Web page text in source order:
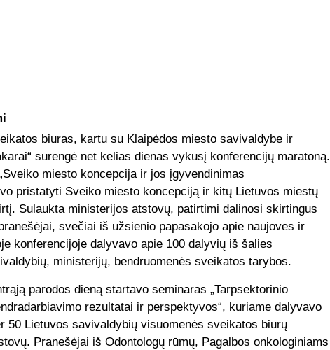
biuras, kartu su Klaipėdos miesto savivaldybe ir
surengė net kelias dienas vykusį konferencijų maratoną.
miesto koncepcija ir jos įgyvendinimas
pristatyti Sveiko miesto koncepciją ir kitų Lietuvos miestų
Sulaukta ministerijos atstovų, patirtimi dalinosi skirtingus
svečiai iš užsienio papasakojo apie naujoves ir
konferencijoje dalyvavo apie 100 dalyvių iš šalies
ministerijų, bendruomenės sveikatos tarybos.
parodos dieną startavo seminaras „Tarpsektorinio
rezultatai ir perspektyvos“, kuriame dalyvavo
50 Lietuvos savivaldybių visuomenės sveikatos biurų
Pranešėjai iš Odontologų rūmų, Pagalbos onkologiniams